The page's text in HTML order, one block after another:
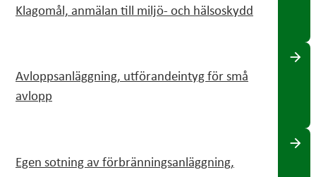
Klagomål, anmälan till miljö- och hälsoskydd
Avloppsanläggning, utförandeintyg för små
avlopp
arrow_forward
Egen sotning av förbränningsanläggning,
arrow_forward